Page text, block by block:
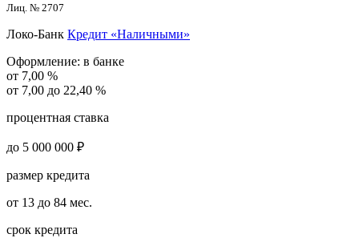
Лиц. № 2707
Локо-Банк Кредит «Наличными»
Оформление: в банке
от 7,00 %
от 7,00 до 22,40 %
процентная ставка
до 5 000 000 ₽
размер кредита
от 13 до 84 мес.
срок кредита